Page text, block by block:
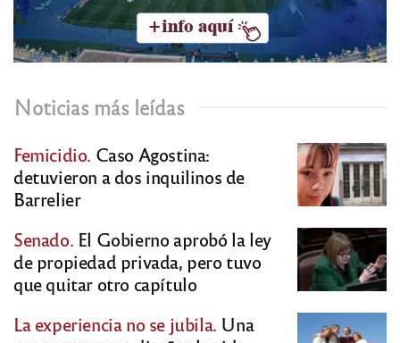
Noticias más leídas
Femicidio. Caso Agostina:
detuvieron a dos inquilinos de
Barrelier
Senado. El Gobierno aprobó la ley
de propiedad privada, pero tuvo
que quitar otro capítulo
La experiencia no se jubila. Una